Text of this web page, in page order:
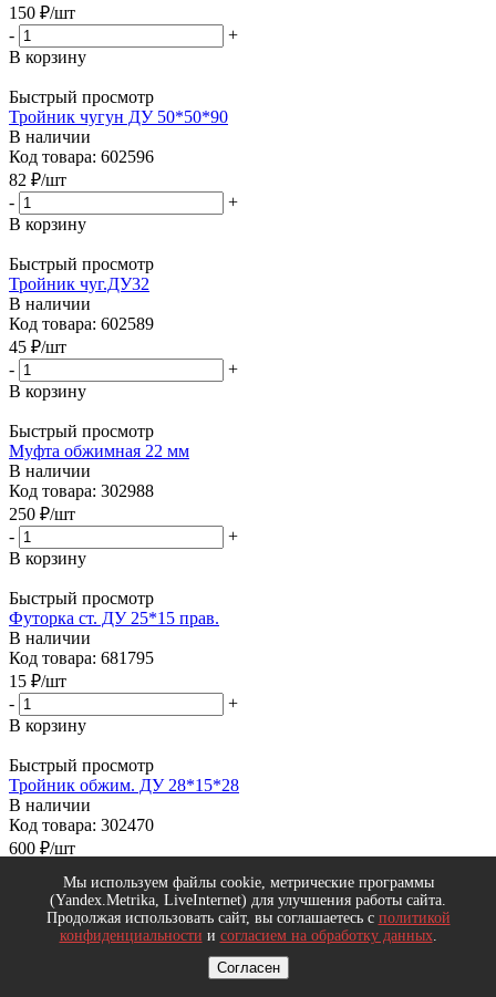
150 ₽/шт
-
+
В корзину
Быстрый просмотр
Тройник чугун ДУ 50*50*90
В наличии
Код товара: 602596
82 ₽/шт
-
+
В корзину
Быстрый просмотр
Тройник чуг.ДУ32
В наличии
Код товара: 602589
45 ₽/шт
-
+
В корзину
Быстрый просмотр
Муфта обжимная 22 мм
В наличии
Код товара: 302988
250 ₽/шт
-
+
В корзину
Быстрый просмотр
Футорка ст. ДУ 25*15 прав.
В наличии
Код товара: 681795
15 ₽/шт
-
+
В корзину
Быстрый просмотр
Тройник обжим. ДУ 28*15*28
В наличии
Код товара: 302470
600 ₽/шт
В корзину
Быстрый просмотр
Мы используем файлы cookie, метрические программы
(Yandex.Metrika, LiveInternet) для улучшения работы сайта.
Продолжая использовать сайт, вы соглашаетесь с политикой
конфиденциальности и согласием на обработку данных.
Согласен